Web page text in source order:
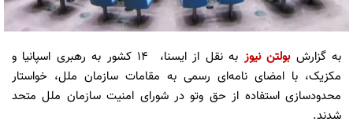
به گزارشبولتن نیوز
به نقل از ایسنا، ۱۴ کشور به رهبری اسپانیا و
مکزیک، با امضای نامه‌ای رسمی به مقامات سازمان ملل، خواستار
محدودسازی استفاده از حق وتو در شورای امنیت سازمان ملل متحد
شدند.